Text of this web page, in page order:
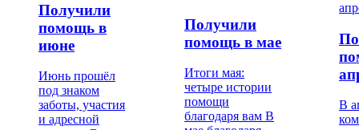
Получили
помощь в
июне
Июнь прошёл
под знаком
заботы, участия
и адресной
Получили
помощь в мае
Итоги мая:
четыре истории
помощи
благодаря вам В
В